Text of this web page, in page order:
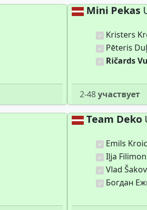
Mini Pekas
Kristers
Pēteris
Ričards
2-48участвует
Team Deko
Emils
Iļja
Vlad
Богдан